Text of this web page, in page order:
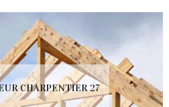
CHARPENTIER 27